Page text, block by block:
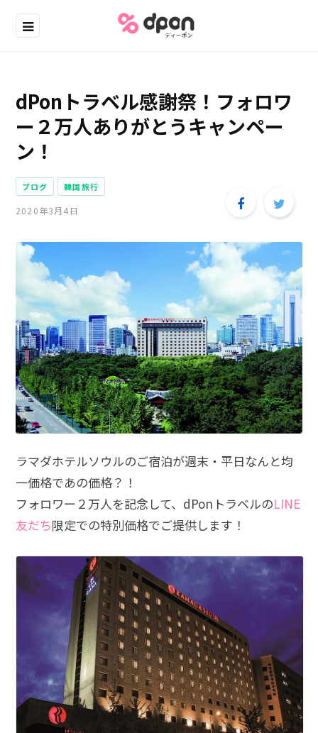
ブログ 韓国旅行
dPonトラベル感謝祭！フォロワ
ー２万人ありがとうキャンペー
ン！
2020年3月4日
ラマダホテルソウルのご宿泊が週末・平日なんと均
一価格であの価格？！
フォロワー２万人を記念して、dPonトラベルのLINE
友だち限定での特別価格でご提供します！